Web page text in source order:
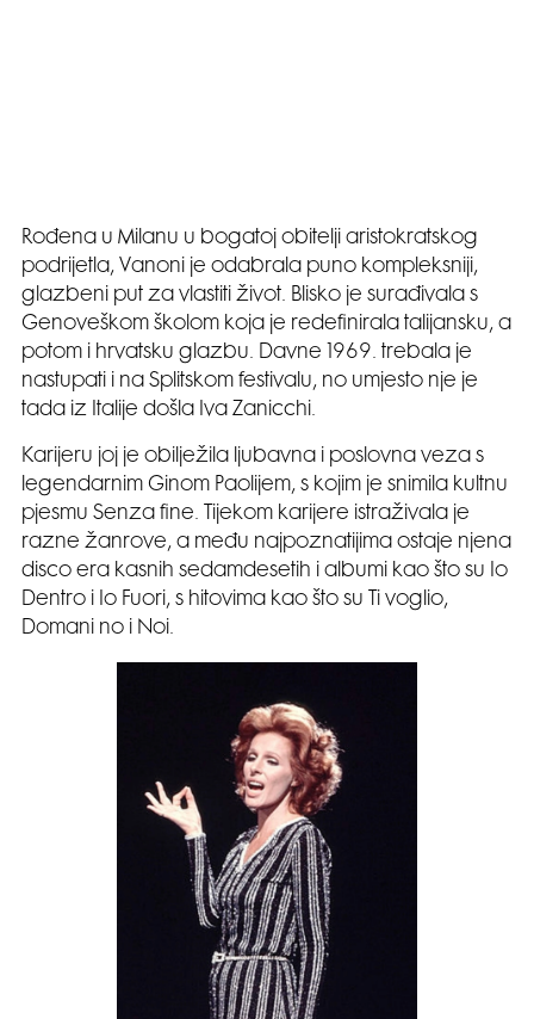
Rođena u Milanu u bogatoj obitelji aristokratskog
podrijetla, Vanoni je odabrala puno kompleksniji,
glazbeni put za vlastiti život. Blisko je surađivala s
Genoveškom školom koja je redefinirala talijansku, a
potom i hrvatsku glazbu. Davne 1969. trebala je
nastupati i na Splitskom festivalu, no umjesto nje je
tada iz Italije došla Iva Zanicchi.
Karijeru joj je obilježila ljubavna i poslovna veza s
legendarnim Ginom Paolijem, s kojim je snimila kultnu
pjesmu Senza fine. Tijekom karijere istraživala je
razne žanrove, a među najpoznatijima ostaje njena
disco era kasnih sedamdesetih i albumi kao što su Io
Dentro i Io Fuori, s hitovima kao što su Ti voglio,
Domani no i Noi.